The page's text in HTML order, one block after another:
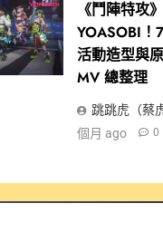
《鬥陣特攻
YOASOBI！
活動造型與
MV 總整理
跳跳虎（蔡
個月 ago
0